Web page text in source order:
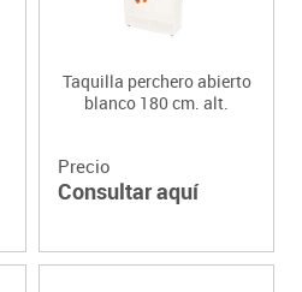
Taquilla perchero abierto
blanco 180 cm. alt.
Precio
Consultar aquí